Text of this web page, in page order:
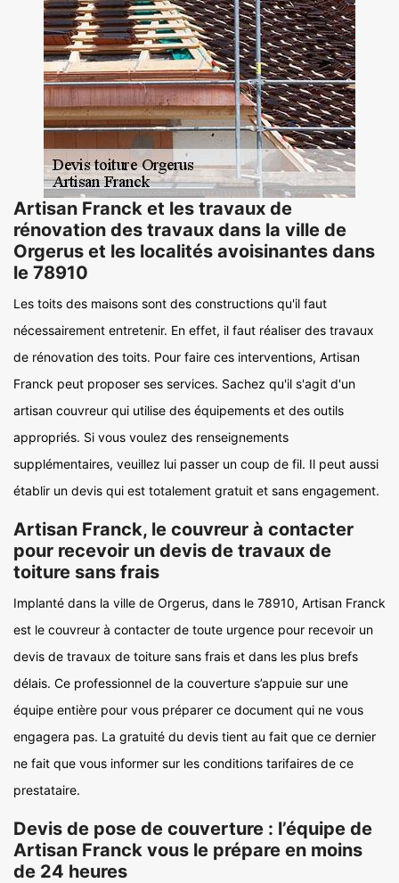
Artisan Franck et les travaux de
rénovation des travaux dans la ville de
Orgerus et les localités avoisinantes dans
le 78910
Les toits des maisons sont des constructions qu'il faut
nécessairement entretenir. En effet, il faut réaliser des travaux
de rénovation des toits. Pour faire ces interventions, Artisan
Franck peut proposer ses services. Sachez qu'il s'agit d'un
artisan couvreur qui utilise des équipements et des outils
appropriés. Si vous voulez des renseignements
supplémentaires, veuillez lui passer un coup de fil. Il peut aussi
établir un devis qui est totalement gratuit et sans engagement.
Artisan Franck, le couvreur à contacter
pour recevoir un devis de travaux de
toiture sans frais
Implanté dans la ville de Orgerus, dans le 78910, Artisan Franck
est le couvreur à contacter de toute urgence pour recevoir un
devis de travaux de toiture sans frais et dans les plus brefs
délais. Ce professionnel de la couverture s’appuie sur une
équipe entière pour vous préparer ce document qui ne vous
engagera pas. La gratuité du devis tient au fait que ce dernier
ne fait que vous informer sur les conditions tarifaires de ce
prestataire.
Devis de pose de couverture : l’équipe de
Artisan Franck vous le prépare en moins
de 24 heures